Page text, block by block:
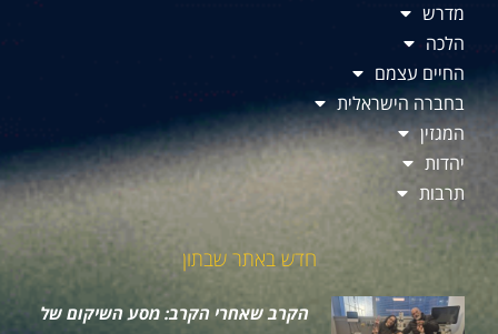
מדרש
הלכה
החיים עצמם
בחברה הישראלית
המגזין
יהדות
תרבות
חדש באתר שבתון
הקרב שאחרי הקרב: מסע השיקום של